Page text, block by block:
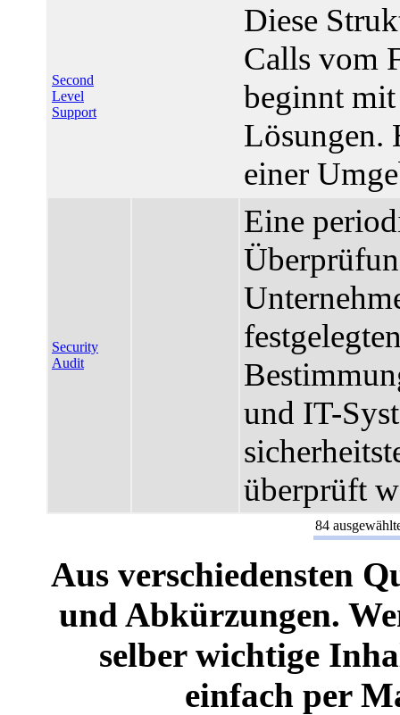
Second
Level
Support
Diese
Calls vom
beginnt
Lösungen.
einer
Security
Audit
Eine
und IT-
überprüft
84
Aus verschiedensten
und Abkürzungen.
selber wichtige
einfach per